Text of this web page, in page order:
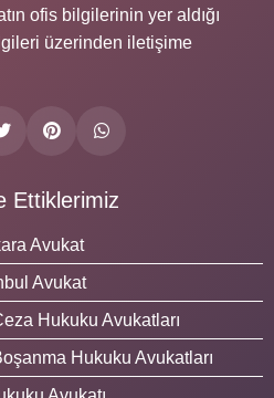
ofis bilgilerinin yer aldığı
üzerinden iletişime
Ettiklerimiz
Avukat
Avukat
Hukuku Avukatları
Hukuku Avukatları